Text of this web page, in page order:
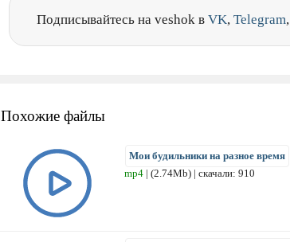
Подписывайтесь на veshok в VK, Telegram,
Похожие файлы
Мои будильники на разное время
mp4 | (2.74Mb) | скачали: 910